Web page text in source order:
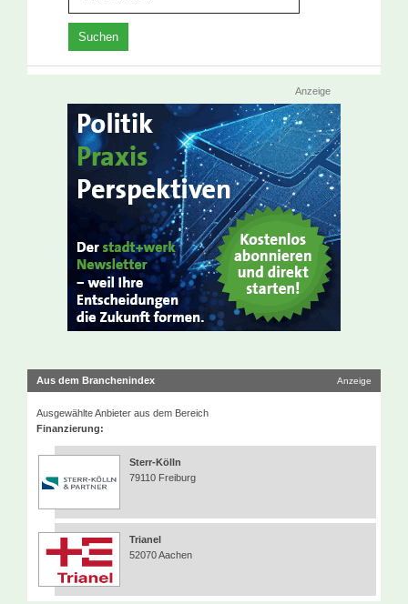
Anzeige
Aus dem Branchenindex Anzeige
Ausgewählte Anbieter aus dem Bereich
Finanzierung:
Sterr-Kölln
79110 Freiburg
Trianel
52070 Aachen